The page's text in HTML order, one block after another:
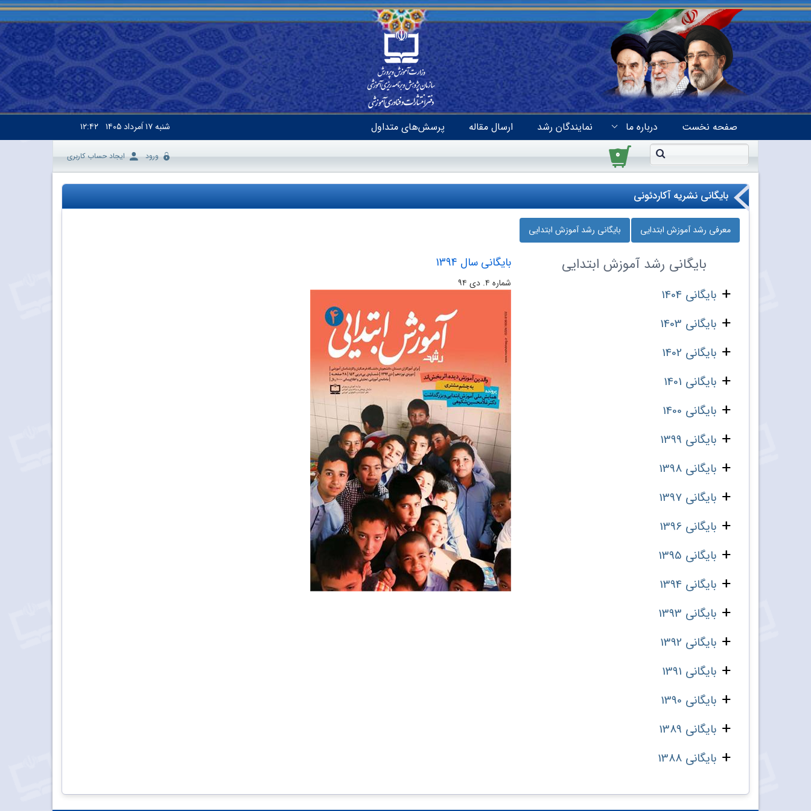
صفحه نخست درباره ما نمایندگان رشد ارسال مقاله پرسش‌های متداول شنبه۱۷ اَمرداد ۱۴۰۵ ۱۲:۴۲
۰ ورود ایجاد حساب کاربری
بایگانی نشریه آکاردئونی
معرفی رشد آموزش ابتدایی بایگانی رشد آموزش ابتدایی
بایگانی رشد آموزش ابتدایی
بایگانی 1404
بایگانی 1403
بایگانی 1402
بایگانی 1401
بایگانی 1400
بایگانی 1399
بایگانی 1398
بایگانی 1397
بایگانی 1396
بایگانی 1395
بایگانی 1394
بایگانی 1393
بایگانی 1392
بایگانی 1391
بایگانی 1390
بایگانی 1389
بایگانی 1388
بایگانی سال 1394
شماره ۴. دی ۹۴